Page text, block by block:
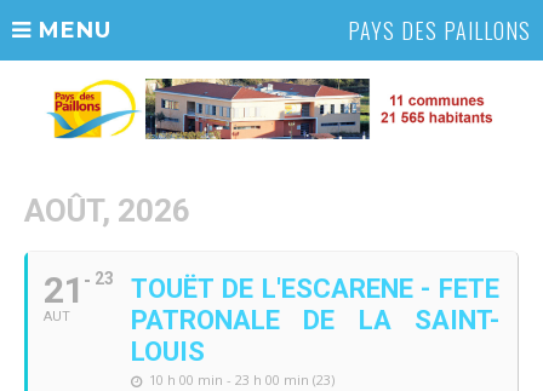
MENU PAYS DES PAILLONS
AOÛT, 2026
21
AUT
23
TOUËT DE L'ESCARENE - FETE
PATRONALE DE LA SAINT-
LOUIS
10 h 00 min - 23 h 00 min (23)